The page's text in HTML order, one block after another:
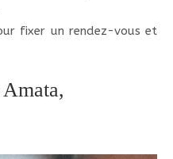
fixer un rendez-vous et